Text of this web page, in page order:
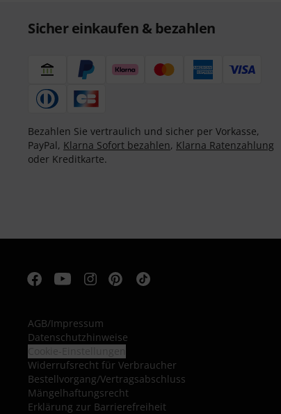
Sicher einkaufen & bezahlen
Bezahlen Sie vertraulich und sicher per Vorkasse,
PayPal, Klarna Sofort bezahlen, Klarna Ratenzahlung
oder Kreditkarte.
AGB/Impressum
Datenschutzhinweise
Widerrufsrecht für Verbraucher
Bestellvorgang/Vertragsabschluss
Mängelhaftungsrecht
Erklärung zur Barrierefreiheit